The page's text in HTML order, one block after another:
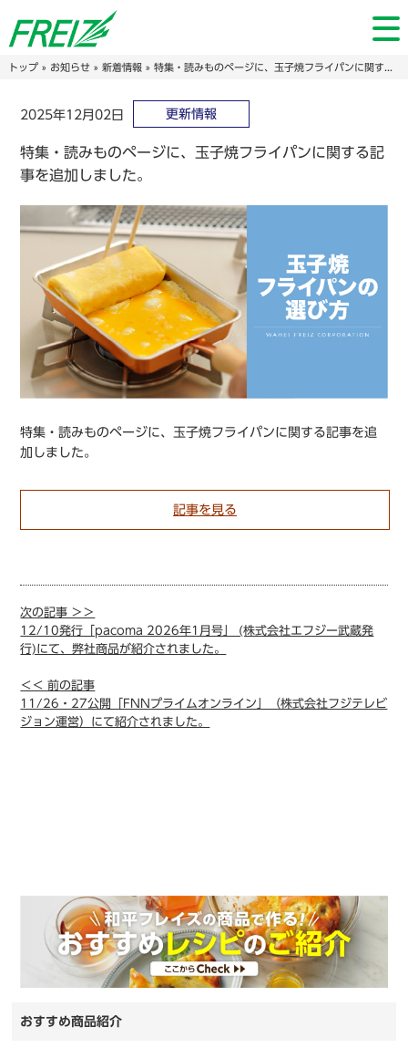
トップ» お知らせ» 新着情報» 特集・読みものページに、玉子焼フライパンに関する記事を追加しました。
2025年12月02日 更新情報
特集・読みものページに、玉子焼フライパンに関する記
事を追加しました。
特集・読みものページに、玉子焼フライパンに関する記事を追
加しました。
記事を見る
次の記事 ＞＞
12/10発行「pacoma 2026年1月号」 (株式会社エフジー武蔵発
行)にて、弊社商品が紹介されました。
＜＜ 前の記事
11/26・27公開「FNNプライムオンライン」（株式会社フジテレビ
ジョン運営）にて紹介されました。
おすすめ商品紹介